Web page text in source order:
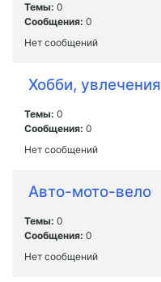
Темы: 0
Сообщения: 0
Нет сообщений
Хобби, увлечения
Темы: 0
Сообщения: 0
Нет сообщений
Авто-мото-вело
Темы: 0
Сообщения: 0
Нет сообщений